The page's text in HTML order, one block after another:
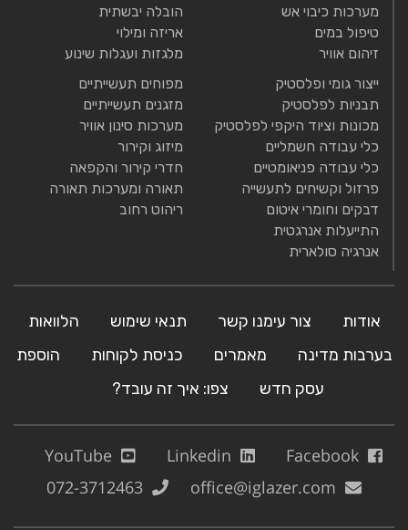
מערכות כיבוי אש
טיפול במים
זיהום אוויר
הובלה יבשתית
אריזה ומילוי
מלגזות ועגלות שינוע
ייצור גומי ופלסטיק
תבניות לפלסטיק
מכונות וציוד היקפי לפלסטיק
כלי עבודה חשמליים
כלי עבודה פניאומטיים
פרזול וקשיחים לתעשייה
דבקים וחומרי איטום
התייעלות אנרגטית
אנרגיה סולארית
מפוחים תעשייתיים
מזגנים תעשייתיים
מערכות סינון אוויר
מיזוג וקירור
חדרי קירור והקפאה
תאורה ומערכות תאורה
ריהוט רחוב
אודות צור עימנו קשר תנאי שימוש
הלוואות
בערבות מדינה
מאמרים כניסת לקוחות
הוספת
עסק חדש
צפו: איך זה עובד?
Facebook